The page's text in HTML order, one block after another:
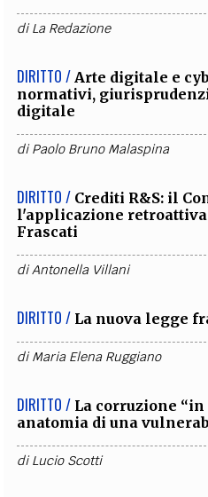
diLa Redazione
DIRITTO / Arte digitale e
normativi,
digitale
diPaolo Bruno Malaspina
DIRITTO / Crediti R&S: il
l'applicazione
Frascati
diAntonella Villani
DIRITTO / La nuova legge
diMaria Elena Ruggiano
DIRITTO / La corruzione
anatomia di una
diLucio Scotti